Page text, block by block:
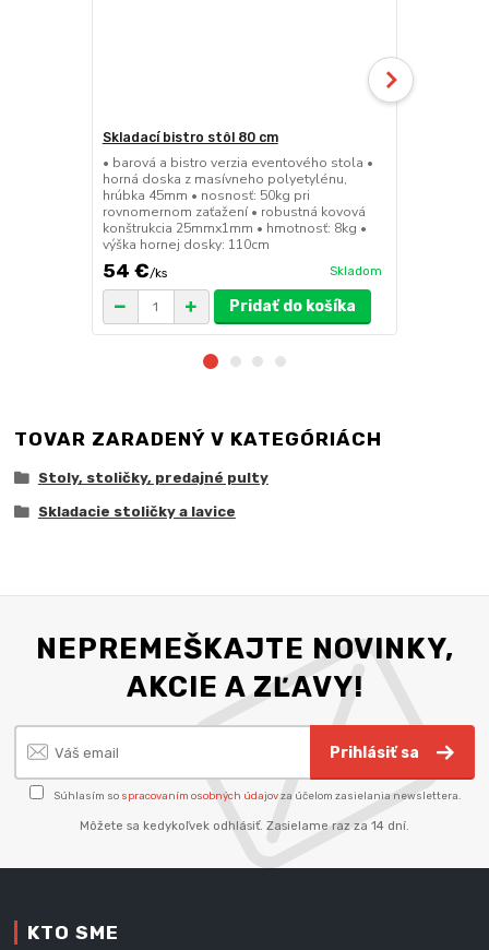
Skladací bistro stôl 80 cm
• barová a bistro verzia eventového stola •
horná doska z masívneho polyetylénu,
hrúbka 45mm • nosnosť: 50kg pri
rovnomernom zaťažení • robustná kovová
konštrukcia 25mmx1mm • hmotnosť: 8kg •
výška hornej dosky: 110cm
54 €/ks Skladom
Pridať do košíka
TOVAR ZARADENÝ V KATEGÓRIÁCH
Stoly, stoličky, predajné pulty
Skladacie stoličky a lavice
NEPREMEŠKAJTE NOVINKY,
AKCIE A ZĽAVY!
Prihlásiť sa
Súhlasím so spracovaním osobných údajovza účelom zasielania newslettera.
Môžete sa kedykoľvek odhlásiť. Zasielame raz za 14 dní.
KTO SME